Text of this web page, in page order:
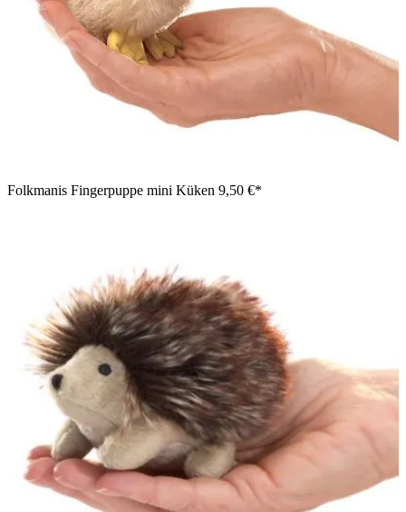
Folkmanis Fingerpuppe mini Küken 9,50 €*